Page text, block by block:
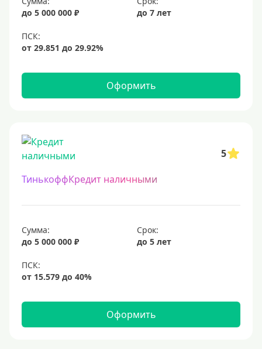
до 5 000 000 ₽
до 7 лет
Оформить
5
ТинькоффКредит наличными
Сумма:
до 5 000 000 ₽
Срок:
до 5 лет
Оформить